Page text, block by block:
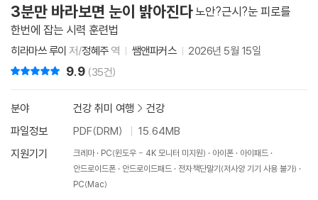
3분만 바라보면 눈이 밝아진다노안?근시?눈 피로를
한번에 잡는 시력 훈련법
히라마쓰 루이 저/정혜주역 쌤앤파커스 2026년 5월 15일
9.9 (35건)
분야 건강 취미 여행 > 건강
파일정보
PDF(DRM)
15.64MB
지원기기
크레마 PC(윈도우 - 4K 모니터 미지원) 아이폰
아이패드
안드로이드폰
안드로이드패드
전자책단말기(저사양 기기 사용 불가)
PC(Mac)